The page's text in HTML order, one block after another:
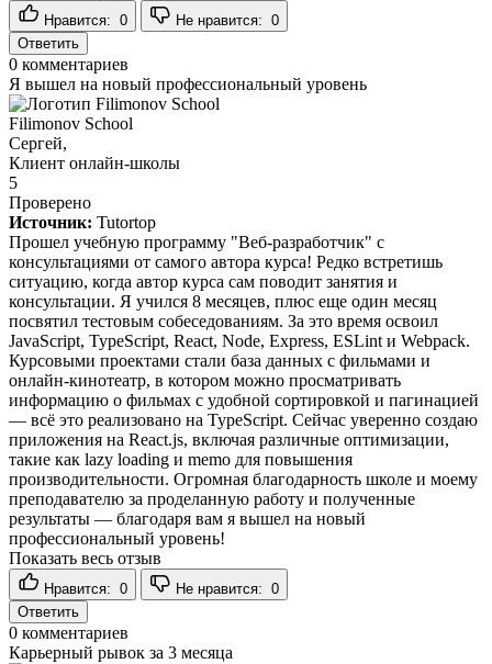
Нравится: 0 Не нравится: 0
Ответить
0 комментариев
Я вышел на новый профессиональный уровень
Filimonov School
Сергей,
Клиент онлайн-школы
5
Проверено
Источник: Tutortop
Прошел учебную программу "Веб-разработчик" с
консультациями от самого автора курса! Редко встретишь
ситуацию, когда автор курса сам поводит занятия и
консультации. Я учился 8 месяцев, плюс еще один месяц
посвятил тестовым собеседованиям. За это время освоил
JavaScript, TypeScript, React, Node, Express, ESLint и Webpack.
Курсовыми проектами стали база данных с фильмами и
онлайн-кинотеатр, в котором можно просматривать
информацию о фильмах с удобной сортировкой и пагинацией
— всё это реализовано на TypeScript. Сейчас уверенно создаю
приложения на React.js, включая различные оптимизации,
такие как lazy loading и memo для повышения
производительности. Огромная благодарность школе и моему
преподавателю за проделанную работу и полученные
результаты — благодаря вам я вышел на новый
профессиональный уровень!
Показать весь отзыв
Нравится: 0 Не нравится: 0
Ответить
0 комментариев
Карьерный рывок за 3 месяца